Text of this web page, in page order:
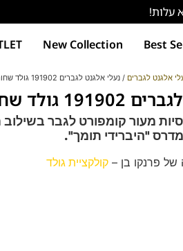
Best
New Collection
אלגנט לגברים / נעלי אלגנט לגברים 191902 גולד שחור
גולד שחור
מעור קומפורט לגבר
מדרס "היברידי תומך".
פרנקו בן – קולקציית גולד
גולד של